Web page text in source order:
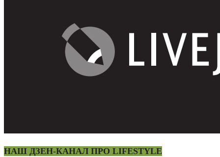
НАШ ДЗЕН-КАНАЛ ПРО LIFESTYLE